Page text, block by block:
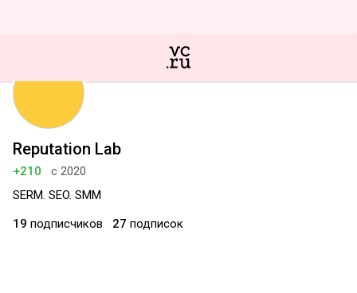
Reputation Lab
+210
с 2020
SERM. SEO. SMM
19 подписчиков 27 подписок